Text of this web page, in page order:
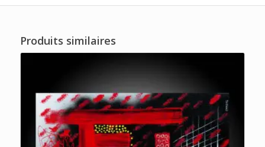
Produits similaires